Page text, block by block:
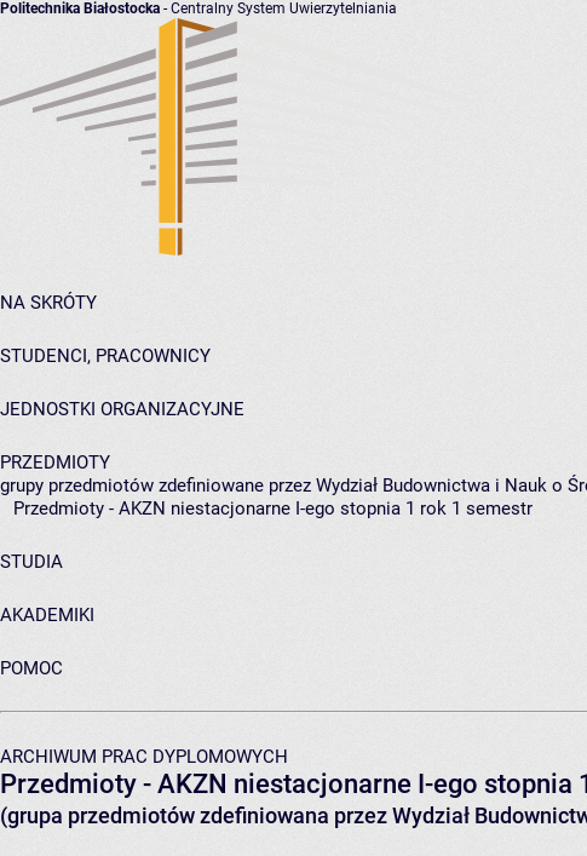
Politechnika Białostocka - Centralny System Uwierzytelniania
NA SKRÓTY
STUDENCI, PRACOWNICY
JEDNOSTKI ORGANIZACYJNE
PRZEDMIOTY
grupy przedmiotów zdefiniowane przez Wydział Budownictwa i Nauk o
Przedmioty - AKZN niestacjonarne I-ego stopnia 1 rok 1 semestr
STUDIA
AKADEMIKI
POMOC
ARCHIWUM PRAC DYPLOMOWYCH
Przedmioty - AKZN niestacjonarne I-ego stopnia
(grupa przedmiotów zdefiniowana przez Wydział